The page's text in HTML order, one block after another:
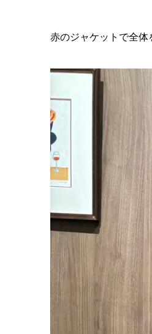
赤のジャケットで全